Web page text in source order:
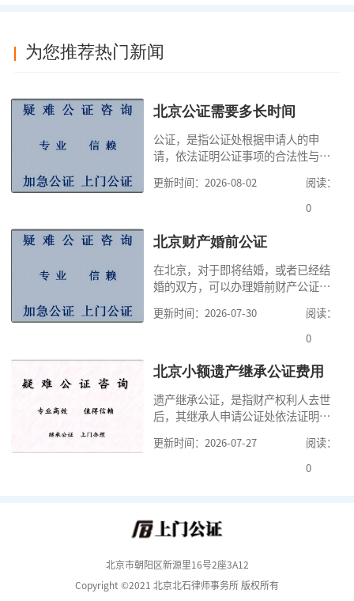
为您推荐热门新闻
北京公证需要多长时间
公证，是指公证处根据申请人的申
请，依法证明公证事项的合法性与真
高公证事项的效力，固定证据，但是
很多人不知道在北京办理公证需要多
家，办理公证的时候除了需要按照公
道北京公证需要什么材料,北京公证需
要多少钱？北京公
更新时间：2026-08-02
阅读：
0
北京财产婚前公证
在北京，对于即将结婚，或者已经结
婚的双方，可以办理婚前财产公证，
式，可以避免个人财产引发的纠纷，
但是，在北京办理婚前财产公证，除
料外，公证咨询告诉大家，我们有必
京婚前财产公证机构？了解这些不仅
有利于我们根
更新时间：2026-07-30
阅读：
0
北京小额遗产继承公证费用
遗产继承公证，是指财产权利人去世
后，其继承人申请公证处依法证明继
的证明活动。通过公证，继承人可以
拿着享有继承权的公证书办理遗产过
费。我们在办理继承公证的时候，需
更新时间：2026-07-27
阅读：
0
北京市朝阳区新源里16号2座3A12
Copyright ©2021 北京北石律师事务所 版权所有